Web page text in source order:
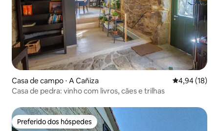
Casa de campo ⋅ A Cañiza 4,94 de uma
4,94 (18)
Casa de pedra: vinho com livros, cães e trilhas
Preferido dos hóspedes
Preferido dos hóspedes